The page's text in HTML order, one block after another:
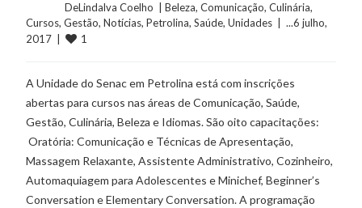
	    	DeLindalva Coelho  |
Beleza, Comunicação, Culinária
Cursos, Gestão, Notícias, Petrolina, Saúde, Unidades
  |  ...6 julho,
2017  |
1
A Unidade do Senac em Petrolina está com inscrições
abertas para cursos nas áreas de Comunicação, Saúde,
Gestão, Culinária, Beleza e Idiomas. São oito capacitações:
Oratória: Comunicação e Técnicas de Apresentação,
Massagem Relaxante, Assistente Administrativo, Cozinheiro,
Automaquiagem para Adolescentes e Minichef, Beginner’s
Conversation e Elementary Conversation. A programação